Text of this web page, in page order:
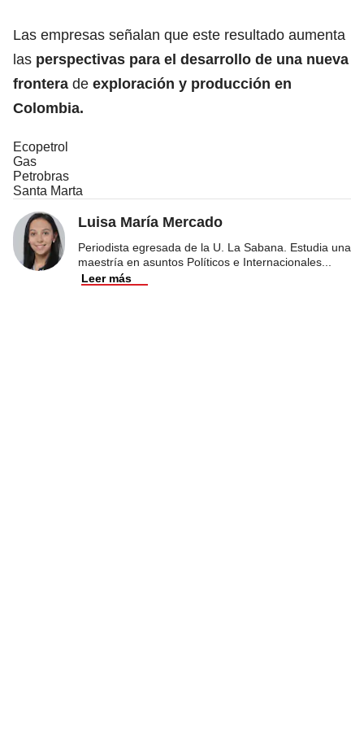
Las empresas señalan que este resultado aumenta
las perspectivas para el desarrollo de una nueva
frontera de exploración y producción en
Colombia.
Ecopetrol
Gas
Petrobras
Santa Marta
Luisa María Mercado
Periodista egresada de la U. La Sabana. Estudia una
maestría en asuntos Políticos e Internacionales
Leer más